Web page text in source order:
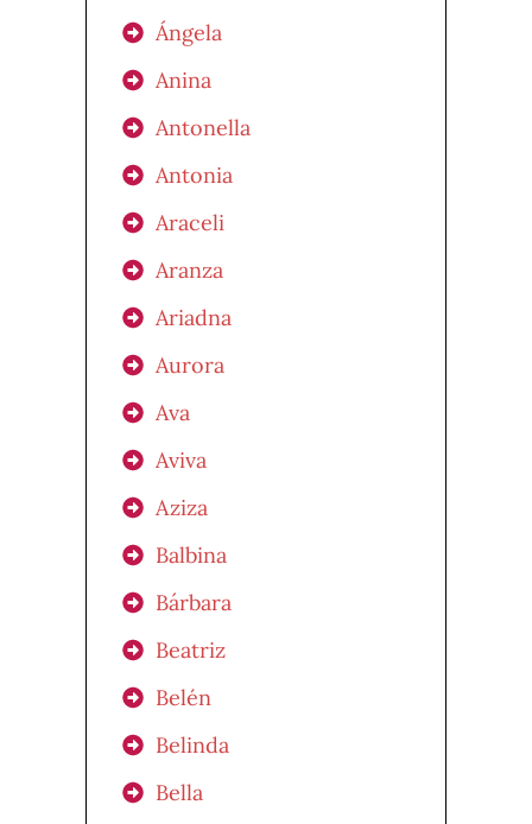
Ángela
Anina
Antonella
Antonia
Araceli
Aranza
Ariadna
Aurora
Ava
Aviva
Aziza
Balbina
Bárbara
Beatriz
Belén
Belinda
Bella